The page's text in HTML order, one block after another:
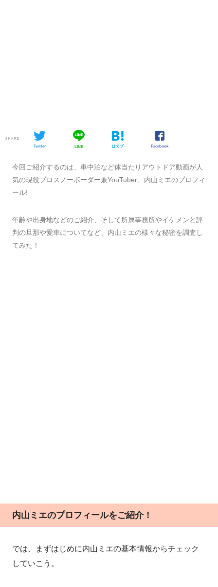
SHARE
Twitter LINE はてブ Facebook
今回ご紹介するのは、車中泊など体当たりアウトドア動画が人
気の現役プロスノーボーダー兼YouTuber、内山ミエのプロフィ
ール!
年齢や出身地などのご紹介、そして所属事務所やイケメンと評
判の旦那や愛車についてなど、内山ミエの様々な秘密を調査し
てみた！
内山ミエのプロフィールをご紹介！
では、まずはじめに内山ミエの基本情報からチェック
していこう。